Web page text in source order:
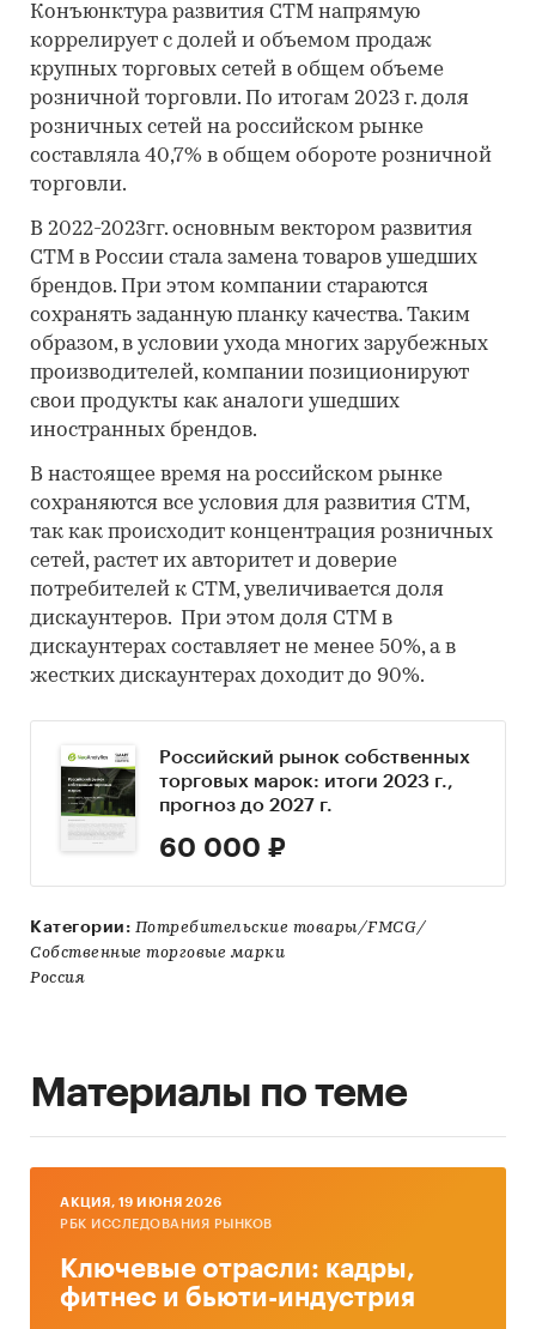
Конъюнктура развития СТМ напрямую
коррелирует с долей и объемом продаж
крупных торговых сетей в общем объеме
розничной торговли. По итогам 2023 г. доля
розничных сетей на российском рынке
составляла 40,7% в общем обороте розничной
торговли.
В 2022-2023гг. основным вектором развития
СТМ в России стала замена товаров ушедших
брендов. При этом компании стараются
сохранять заданную планку качества. Таким
образом, в условии ухода многих зарубежных
производителей, компании позиционируют
свои продукты как аналоги ушедших
иностранных брендов.
В настоящее время на российском рынке
сохраняются все условия для развития СТМ,
так как происходит концентрация розничных
сетей, растет их авторитет и доверие
потребителей к СТМ, увеличивается доля
дискаунтеров. При этом доля СТМ в
дискаунтерах составляет не менее 50%, а в
жестких дискаунтерах доходит до 90%.
Российский рынок собственных
торговых марок: итоги 2023 г.,
прогноз до 2027 г.
60 000 ₽
Категории: Потребительские товары/FMCG/
Собственные торговые марки
Россия
Материалы по теме
AКЦИЯ, 19 ИЮНЯ 2026
РБК ИССЛЕДОВАНИЯ РЫНКОВ
Ключевые отрасли: кадры,
фитнес и бьюти-индустрия